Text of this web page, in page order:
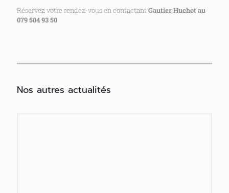
Réservez votre rendez-vous en contactant Gautier Huchot au
079 504 93 50
Nos autres actualités